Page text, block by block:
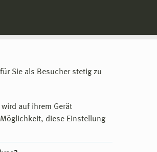
Sie als Besucher stetig zu
auf ihrem Gerät
diese Einstellung